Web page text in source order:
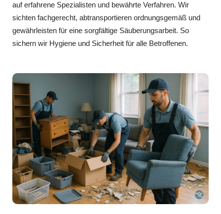
auf erfahrene Spezialisten und bewährte Verfahren. Wir
sichten fachgerecht, abtransportieren ordnungsgemäß und
gewährleisten für eine sorgfältige Säuberungsarbeit. So
sichern wir Hygiene und Sicherheit für alle Betroffenen.